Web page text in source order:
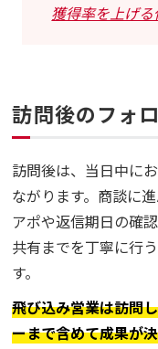
獲得率を上げ
訪問後のフォ
訪問後は、当日中に
ながります。商談に
アポや返信期日の確
共有までを丁寧に行
す。
飛び込み営業は訪問
ーまで含めて成果が